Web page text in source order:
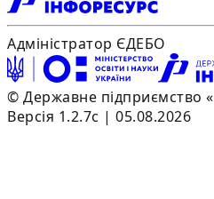
Адміністратор ЄДЕБО
© Державне підприємство
Версія 1.2.7c | 05.08.2026